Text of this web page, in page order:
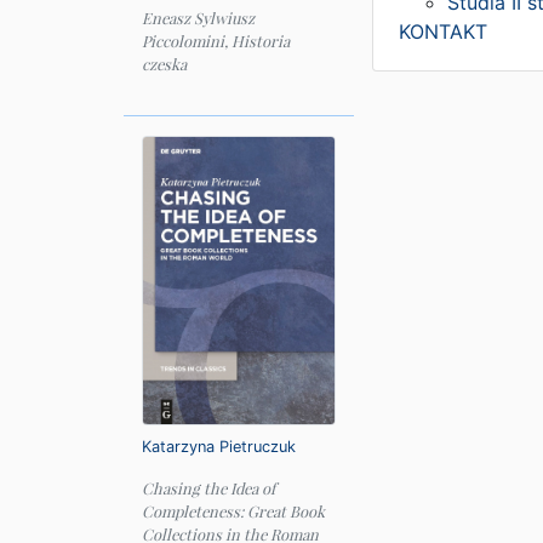
Eneasz Sylwiusz
Piccolomini, Historia
czeska
Katarzyna Pietruczuk
Chasing the Idea of
Completeness: Great Book
Collections in the Roman
KONTAKT